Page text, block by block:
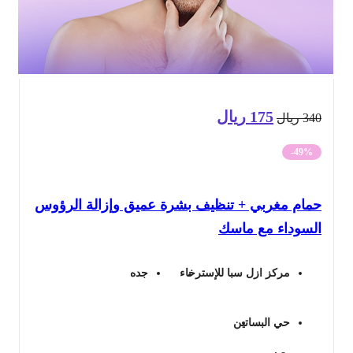
ريالالسعر
الأصلي
340 ريال.
175 ريالالسعر
175 ريال.
مغربي + تنظيف بشرة عميق وإزالة الرؤوس
مع ماسك
مركز ازل سبا للإسترخاء جده
حي البساتين